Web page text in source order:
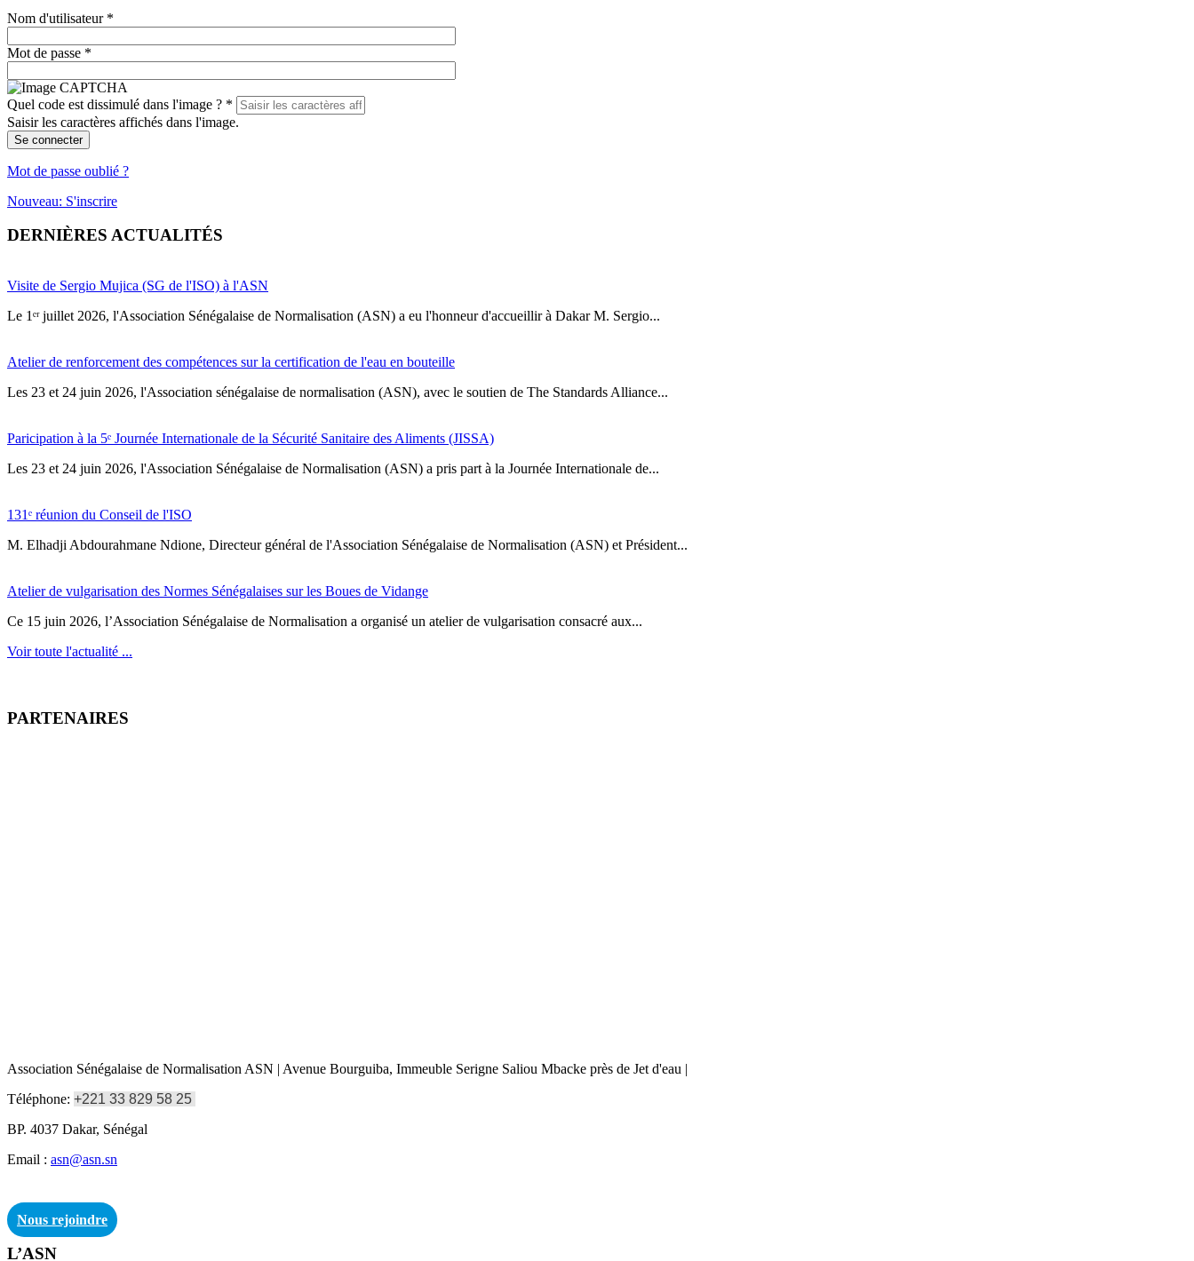
Nom d'utilisateur *
Mot de passe *
Quel code est dissimulé dans l'image ? *
Saisir les caractères affichés dans l'image.
Se connecter
Mot de passe oublié ?
Nouveau: S'inscrire
DERNIÈRES ACTUALITÉS
Visite de Sergio Mujica (SG de l'ISO) à l'ASN
Le 1ᵉʳ juillet 2026, l'Association Sénégalaise de Normalisation (ASN) a eu l'honneur d'accueillir à Dakar M. Sergio...
Atelier de renforcement des compétences sur la certification de l'eau en bouteille
Les 23 et 24 juin 2026, l'Association sénégalaise de normalisation (ASN), avec le soutien de The Standards Alliance...
Paricipation à la 5ᵉ Journée Internationale de la Sécurité Sanitaire des Aliments (JISSA)
‎Les 23 et 24 juin 2026, l'Association Sénégalaise de Normalisation (ASN) a pris part à la Journée Internationale de...
131ᵉ réunion du Conseil de l'ISO
M. Elhadji Abdourahmane Ndione, Directeur général de l'Association Sénégalaise de Normalisation (ASN) et Président...
Atelier de vulgarisation des Normes Sénégalaises sur les Boues de Vidange
Ce 15 juin 2026, l’Association Sénégalaise de Normalisation a organisé un atelier de vulgarisation consacré aux...
Voir toute l'actualité ...
PARTENAIRES
Association Sénégalaise de Normalisation ASN | Avenue Bourguiba, Immeuble Serigne Saliou Mbacke près de Jet d'eau |
Téléphone: +221 33 829 58 25
BP. 4037 Dakar, Sénégal
Email : asn@asn.sn
Nous rejoindre
L’ASN